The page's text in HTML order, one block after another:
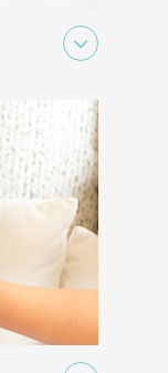
断和治疗对于解决
重要。